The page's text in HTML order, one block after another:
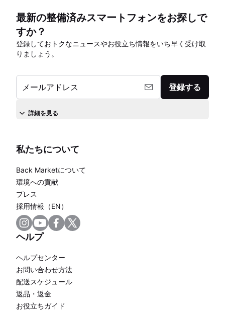
最新の整備済みスマートフォンをお探しで
すか？
登録しておトクなニュースやお役立ち情報をいち早く受け取
りましょう。
メールアドレス 登録する
詳細を見る
私たちについて
Back Marketについて
環境への貢献
プレス
採用情報（EN）
ヘルプ
ヘルプセンター
お問い合わせ方法
配送スケジュール
返品・返金
お役立ちガイド